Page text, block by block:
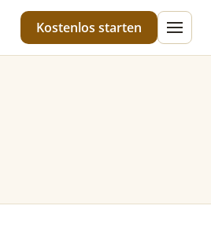
iBeekeeper
Kostenlos starten